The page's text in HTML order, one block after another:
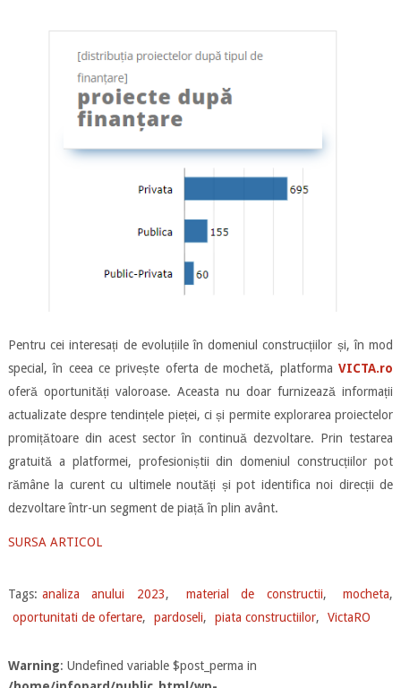
Pentru cei interesați de evoluțiile în domeniul construcțiilor și, în mod
special, în ceea ce privește oferta de mochetă, platformaVICTA.ro
oferă oportunități valoroase. Aceasta nu doar furnizează informații
actualizate despre tendințele pieței, ci și permite explorarea proiectelor
promițătoare din acest sector în continuă dezvoltare. Prin testarea
gratuită a platformei, profesioniștii din domeniul construcțiilor pot
rămâne la curent cu ultimele noutăți și pot identifica noi direcții de
dezvoltare într-un segment de piață în plin avânt.
SURSA ARTICOL
Tags: analiza anului 2023, material de constructii, mocheta,
oportunitati de ofertare, pardoseli, piata constructiilor, VictaRO
Warning: Undefined variable $post_perma in